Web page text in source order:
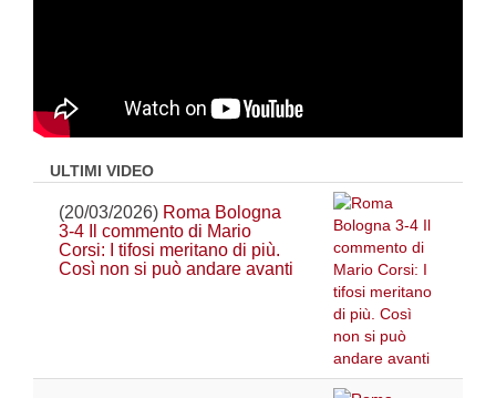
ULTIMI VIDEO
(20/03/2026) Roma Bologna
3-4 Il commento di Mario
Corsi: I tifosi meritano di più.
Così non si può andare avanti